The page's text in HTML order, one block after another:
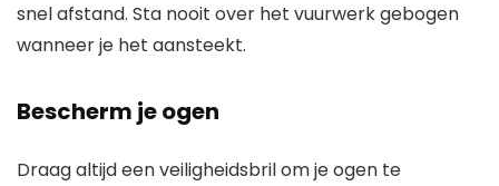
snel afstand. Sta nooit over het vuurwerk gebogen
wanneer je het aansteekt.
Bescherm je ogen
Draag altijd een veiligheidsbril om je ogen te